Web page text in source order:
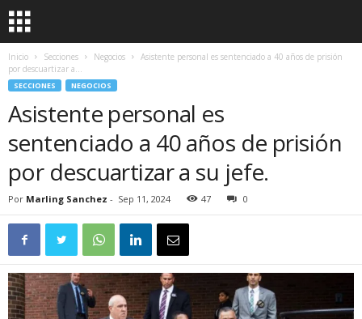
Inicio Secciones Negocios
Asistente personal es sentenciado a 40 años de prisión
por descuartizar a...
SECCIONES NEGOCIOS
Asistente personal es
sentenciado a 40 años de prisión
por descuartizar a su jefe.
Por Marling Sanchez - Sep 11, 2024 47 0